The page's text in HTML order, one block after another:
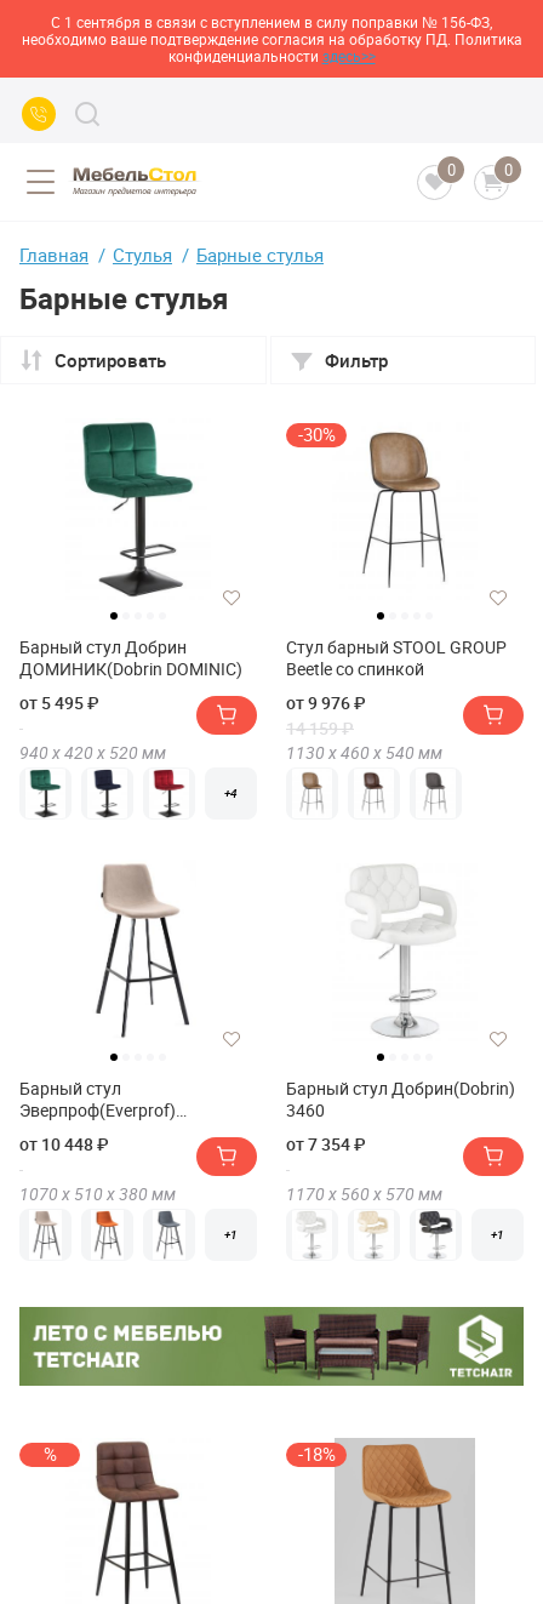
С 1 сентября в связи с вступлением в силу поправки № 156-ФЗ,
необходимо ваше подтверждение согласия на обработку ПД. Политика
конфиденциальности здесь>>
0 0
Главная Стулья Барные стулья
Барные стулья
Сортировать Фильтр
Барный стул Добрин
ДОМИНИК(Dobrin DOMINIC)
от 5 495 ₽
940 х420 х 520 мм
+4
-30%
Стул барный STOOL GROUP
Beetle со спинкой
от 9 976 ₽
14 159 ₽
1130 х460 х 540 мм
Барный стул
Эверпроф(Everprof)
от 10 448 ₽
1070 х 510 х380 мм
+1
Барный стул Добрин(Dobrin)
3460
от 7 354 ₽
1170 х 560 х 570 мм
+1
% -18%